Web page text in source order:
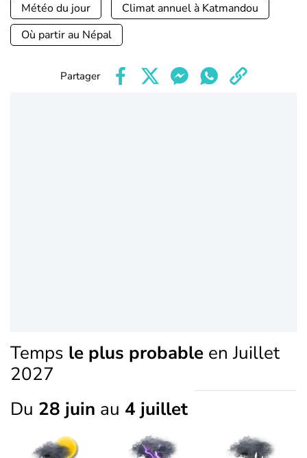
Météo du jour
Climat annuel à Katmandou
Où partir au Népal
Partager
Temps le plus probable en Juillet
2027
Du 28 juin au 4 juillet